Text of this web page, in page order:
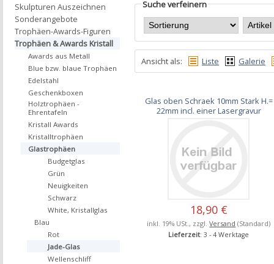
Suche verfeinern
Ansicht als: Liste Galerie
Glas oben Schraek 10mm Stark H.=
22mm incl. einer Lasergravur
18,90 €
inkl. 19% USt., zzgl.Versand (Standard)
Lieferzeit: 3 - 4 Werktage
Skulpturen Auszeichnen
Sonderangebote
Trophäen-Awards-Figuren
Trophäen & Awards Kristall
Awards aus Metall
Blue bzw. blaue Trophäen
Edelstahl
Geschenkboxen
Holztrophäen -
Ehrentafeln
Kristall Awards
Kristalltrophäen
Glastrophäen
Budgetglas
Grün
Neuigkeiten
Schwarz
White, Kristallglas
Blau
Rot
Jade-Glas
Wellenschliff